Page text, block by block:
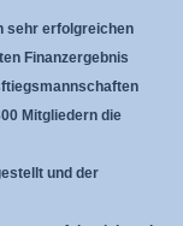
sehr erfolgreichen
Finanzergebnis
Mitgliedern die
und der